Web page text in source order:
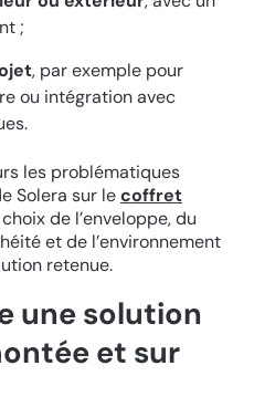
;
, par exemple pour
ou intégration avec
les problématiques
Solera sur lecoffret
de l’enveloppe, du
et de l’environnement
retenue.
une solution
et sur